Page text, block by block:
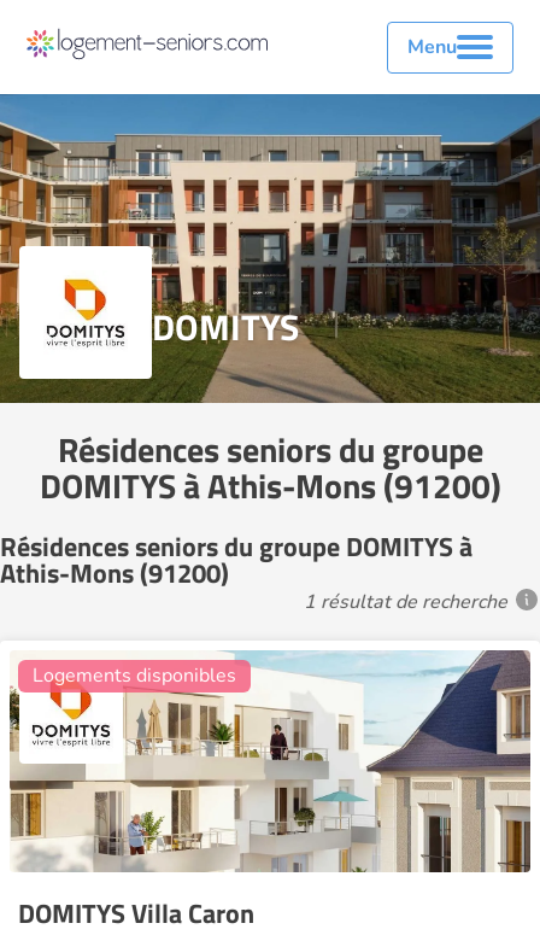
Menu
DOMITYS
Résidences seniors du groupe
DOMITYS à Athis-Mons (91200)
Résidences seniors du groupe DOMITYS à
Athis-Mons (91200)
1 résultat de recherche
DOMITYS Villa Caron
Logements disponibles